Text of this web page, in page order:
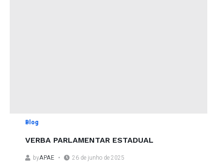
Blog
VERBA PARLAMENTAR ESTADUAL
byAPAE 26 de junho de 2025